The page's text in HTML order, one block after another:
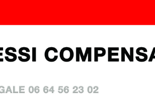
giustamente anche quegli interessi denominati
.
tasso d'interesse prodotto dalle